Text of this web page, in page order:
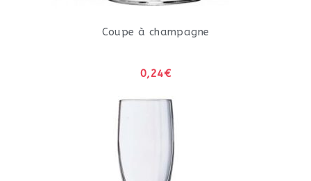
Coupe à champagne
0,24€